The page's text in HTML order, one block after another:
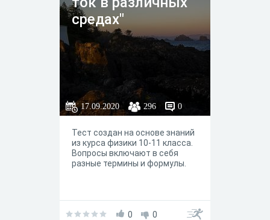
средах"
17.09.2020 296 0
Тест создан на основе знаний
из курса физики 10-11 класса.
Вопросы включают в себя
разные термины и формулы.
0 0